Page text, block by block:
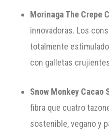
Morinaga The Crepe
innovadoras. Los
totalmente
con galletas
Snow Monkey Cacao
fibra que cuatro
sostenible, vegano y